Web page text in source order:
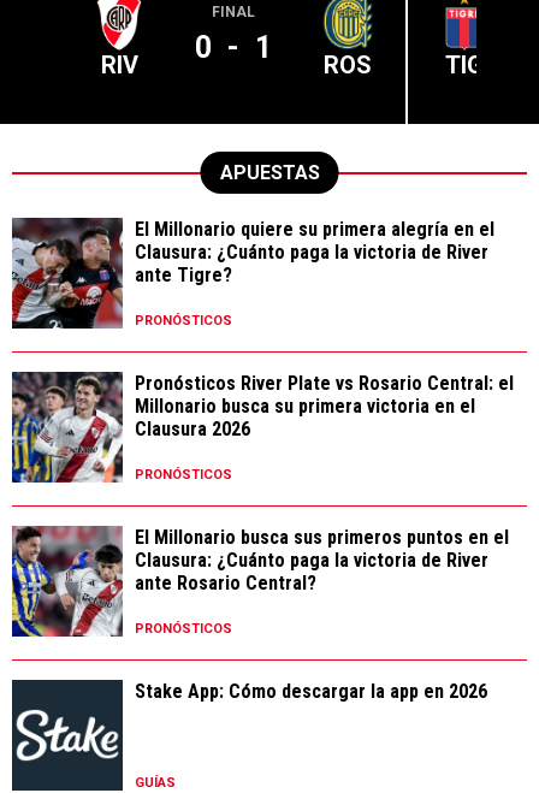
RIV
FINAL
0 - 1 ROS TIG
APUESTAS
El Millonario quiere su primera alegría en el
Clausura: ¿Cuánto paga la victoria de River
ante Tigre?
PRONÓSTICOS
Pronósticos River Plate vs Rosario Central: el
Millonario busca su primera victoria en el
Clausura 2026
PRONÓSTICOS
El Millonario busca sus primeros puntos en el
Clausura: ¿Cuánto paga la victoria de River
ante Rosario Central?
PRONÓSTICOS
Stake App: Cómo descargar la app en 2026
GUÍAS